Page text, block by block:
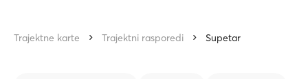
Trajektne karte Trajektni rasporedi Supetar